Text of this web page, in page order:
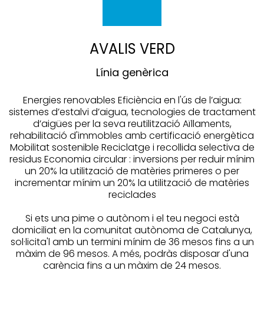
AVALIS VERD
Línia genèrica
Energies renovables Eficiència en l'ús de l’aigua:
sistemes d’estalvi d’aigua, tecnologies de tractament
d’aigües per la seva reutilització Aïllaments,
rehabilitació d'immobles amb certificació energètica
Mobilitat sostenible Reciclatge i recollida selectiva de
residus Economia circular : inversions per reduir mínim
un 20% la utilització de matèries primeres o per
incrementar mínim un 20% la utilització de matèries
reciclades
Si ets una pime o autònom i el teu negoci està
domiciliat en la comunitat autònoma de Catalunya,
sol·licita'l amb un termini mínim de 36 mesos fins a un
màxim de 96 mesos. A més, podràs disposar d'una
carència fins a un màxim de 24 mesos.